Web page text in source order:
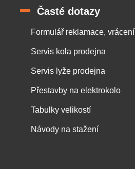
Časté dotazy
Formulář reklamace, vrácení
Servis kola prodejna
Servis lyže prodejna
Přestavby na elektrokolo
Tabulky velikostí
Návody na stažení